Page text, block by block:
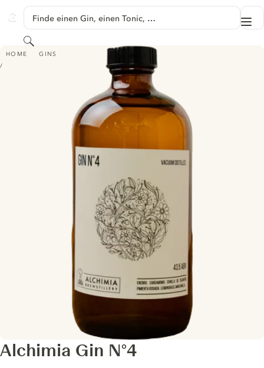
GINVENTORY
Finde einen Gin, einen Tonic, …
Suchen
HOME GINS
ALCHIMIA GIN N°4
Alchimia Gin N°4